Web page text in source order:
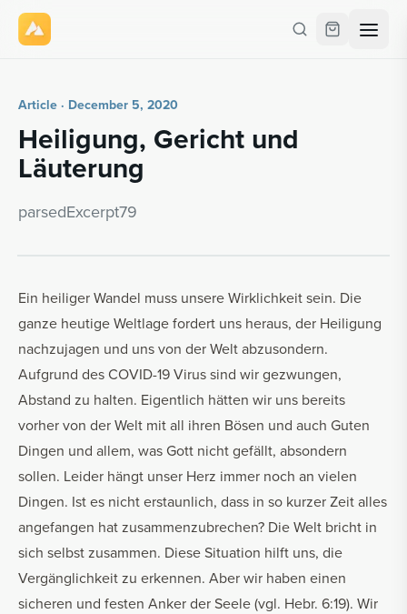
Article · December 5, 2020
Heili­gung, Gericht und
Läuterung
parsedEx­cerpt79
Ein heiliger Wandel muss unsere Wirklichkeit sein. Die
ganze heutige Weltlage fordert uns heraus, der Heiligung
nachzujagen und uns von der Welt abzusondern.
Aufgrund des COVID-19 Virus sind wir gezwungen,
Abstand zu halten. Eigentlich hätten wir uns bereits
vorher von der Welt mit all ihren Bösen und auch Guten
Dingen und allem, was Gott nicht gefällt, absondern
sollen. Leider hängt unser Herz immer noch an vielen
Dingen. Ist es nicht erstaunlich, dass in so kurzer Zeit alles
angefangen hat zusammenzubrechen? Die Welt bricht in
sich selbst zusammen. Diese Situation hilft uns, die
Vergänglichkeit zu erkennen. Aber wir haben einen
sicheren und festen Anker der Seele (vgl. Hebr. 6:19). Wir